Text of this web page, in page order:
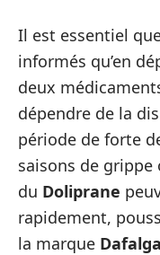
Il est essentiel
informés qu’en
deux
dépendre de la
période de forte
saisons de grippe
du Doliprane
rapidement,
la marque